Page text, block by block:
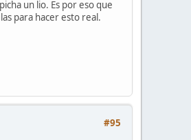
un lio. Es por eso que
para hacer esto real.
#95